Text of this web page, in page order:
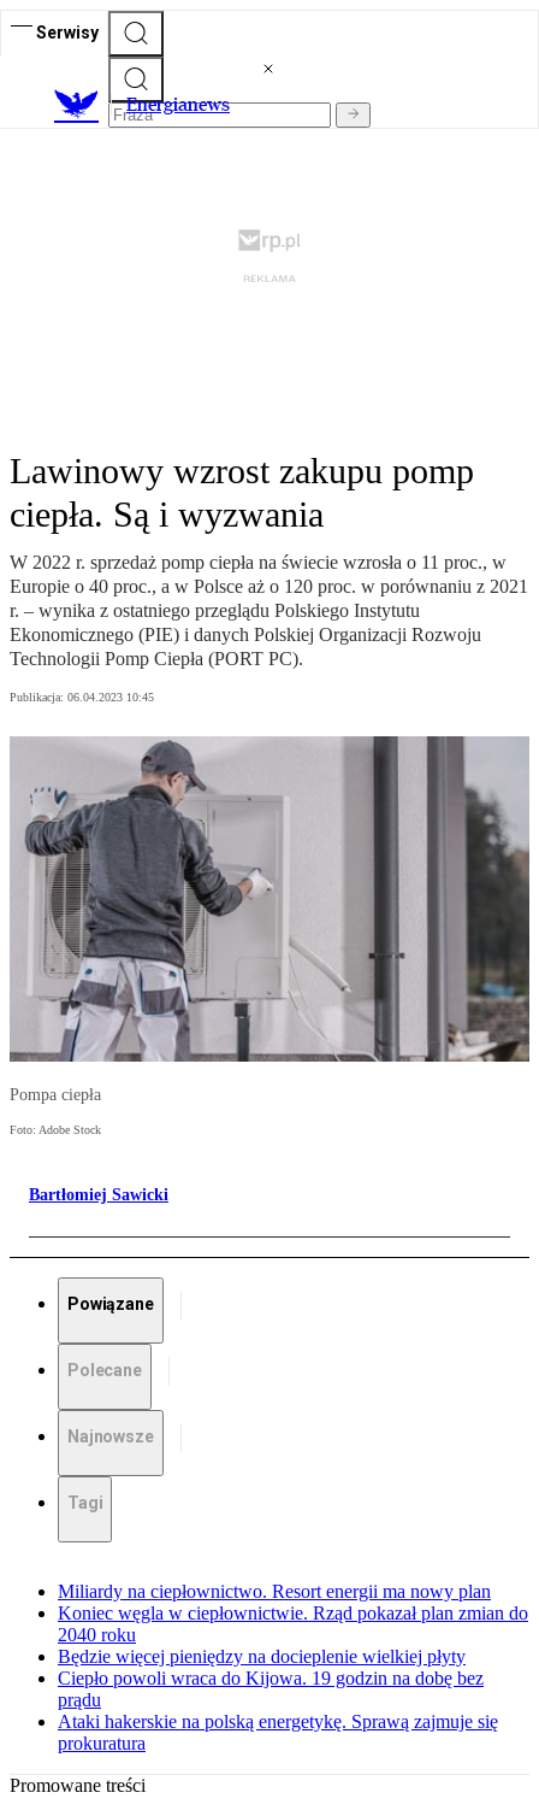
Serwisy
Energianews
Lawinowy wzrost zakupu pomp
ciepła. Są i wyzwania
W 2022 r. sprzedaż pomp ciepła na świecie wzrosła o 11 proc., w
Europie o 40 proc., a w Polsce aż o 120 proc. w porównaniu z 2021
r. – wynika z ostatniego przeglądu Polskiego Instytutu
Ekonomicznego (PIE) i danych Polskiej Organizacji Rozwoju
Technologii Pomp Ciepła (PORT PC).
Publikacja: 06.04.2023 10:45
Pompa ciepła
Foto: Adobe Stock
Bartłomiej Sawicki
Powiązane
Polecane
Najnowsze
Tagi
Miliardy na ciepłownictwo. Resort energii ma nowy plan
Koniec węgla w ciepłownictwie. Rząd pokazał plan zmian do
2040 roku
Będzie więcej pieniędzy na docieplenie wielkiej płyty
Ciepło powoli wraca do Kijowa. 19 godzin na dobę bez
prądu
Ataki hakerskie na polską energetykę. Sprawą zajmuje się
prokuratura
Promowane treści